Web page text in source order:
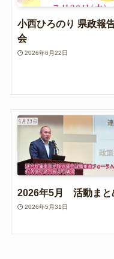
小西ひろのり 県政報
会
2026年6月22日
2026年5月 活動まと
2026年5月31日